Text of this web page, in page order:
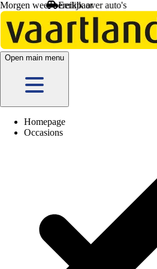
Morgen weer bereikbaar
Open main menu
Homepage
Occasions